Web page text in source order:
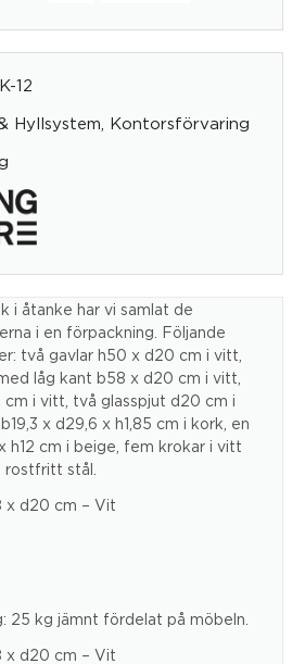
12
Hyllsystem Kontorsförvaring
i åtanke har vi samlat de
i en förpackning. Följande
två gavlar h50 x d20 cm i vitt,
låg kant b58 x d20 cm i vitt,
i vitt, två glasspjut d20 cm i
x d29,6 x h1,85 cm i kork, en
h12 cm i beige, fem krokar i vitt
stål.
x d20 cm – Vit
25 kg jämnt fördelat på möbeln.
x d20 cm – Vit